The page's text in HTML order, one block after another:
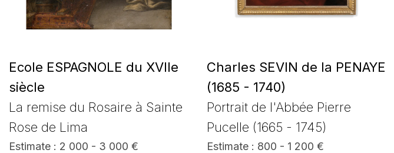
Ecole ESPAGNOLE du XVIIe
siècle
La remise du Rosaire à Sainte
Rose de Lima
Estimate : 2 000 - 3 000 €
Charles SEVIN de la PENAYE
(1685 - 1740)
Portrait de l'Abbée Pierre
Pucelle (1665 - 1745)
Estimate : 800 - 1 200 €